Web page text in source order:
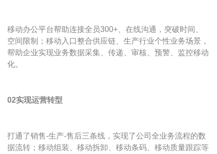
移动办公平台帮助连接全员300+、在线沟通，突破时间、
空间限制；移动入口整合供应链、生产行业个性业务场景，
帮助企业实现业务数据采集、传递、审核、预警、监控移动
化。
02实现运营转型
打通了销售-生产-售后三条线，实现了公司全业务流程的数
据流转；移动组装、移动拆卸、移动条码、移动质量跟踪等